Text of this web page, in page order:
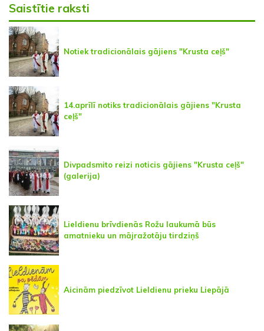
Saistītie raksti
Notiek tradicionālais gājiens "Krusta ceļš"
14.aprīlī notiks tradicionālais gājiens "Krusta
ceļš"
Divpadsmito reizi noticis gājiens "Krusta ceļš"
(galerija)
Lieldienu brīvdienās Rožu laukumā būs
amatnieku un mājražotāju tirdziņš
Aicinām piedzīvot Lieldienu prieku Liepājā